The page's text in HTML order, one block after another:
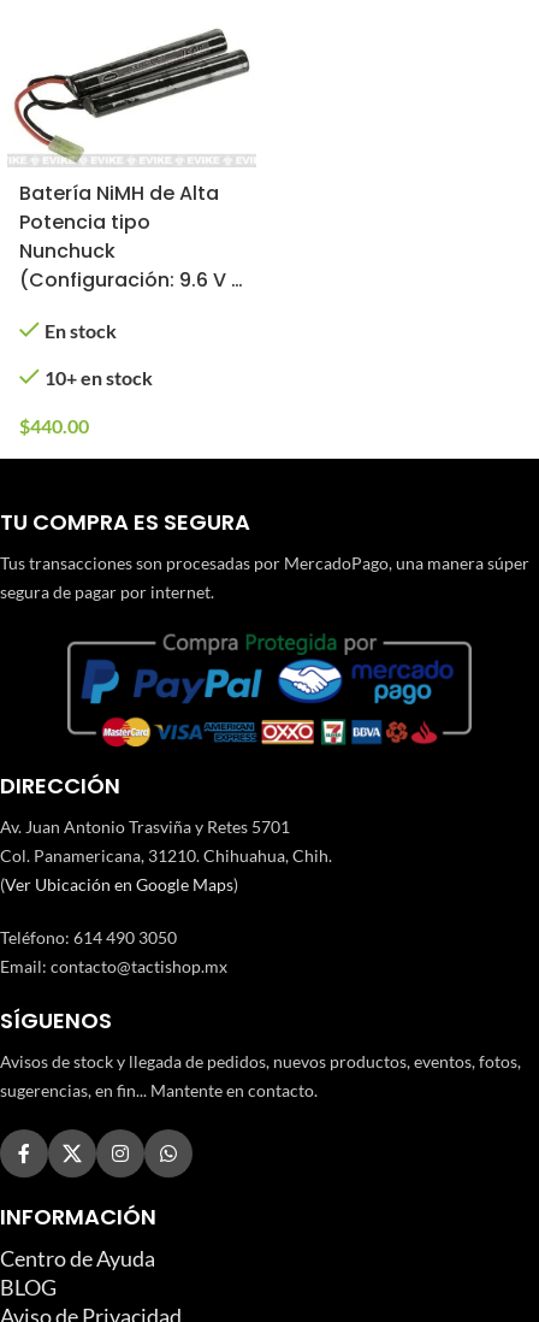
Batería NiMH de Alta
Potencia tipo
Nunchuck
(Configuración: 9.6 V /
Tamiya)
En stock
10+ en stock
$440.00
TU COMPRA ES SEGURA
Tus transacciones son procesadas por MercadoPago, una manera súper
segura de pagar por internet.
DIRECCIÓN
Av. Juan Antonio Trasviña y Retes 5701
Col. Panamericana, 31210. Chihuahua, Chih.
(Ver Ubicación en Google Maps)
Teléfono: 614 490 3050
Email: contacto@tactishop.mx
SÍGUENOS
Avisos de stock y llegada de pedidos, nuevos productos, eventos, fotos,
sugerencias, en fin... Mantente en contacto.
INFORMACIÓN
Centro de Ayuda
BLOG
Aviso de Privacidad